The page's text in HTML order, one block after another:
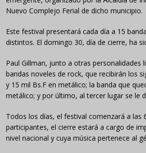
Nuevo Complejo Ferial de dicho municipio.
Este festival presentará cada día a 15
distintos. El domingo 30, día de cierre, ha
Paul Gillman, junto a otras personalidades
bandas noveles de rock, que recibirán los
y 15 mil Bs.F en metálico; la banda que
metálico; y por último, al tercer lugar se le
Todos los días, el festival comenzará a las
participantes, el cierre estará a cargo de
nivel nacional y cuya música pertenece al